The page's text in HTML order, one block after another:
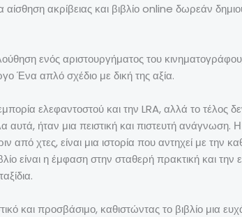
αίσθηση ακρίβειας και βιβλίο online δωρεάν
ενός αριστουργήματος του
Ένα απλό σχέδιο με δική της αξία.
ελεφαντοστού και την LRA, αλλά το
ήταν μια πειστική και πιστευτή
χτες, είναι μια ιστορία που αντηχεί με
είναι η έμφαση στην σταθερή πρακτική και την
και προσβάσιμο, καθιστώντας το βιβλίο μια